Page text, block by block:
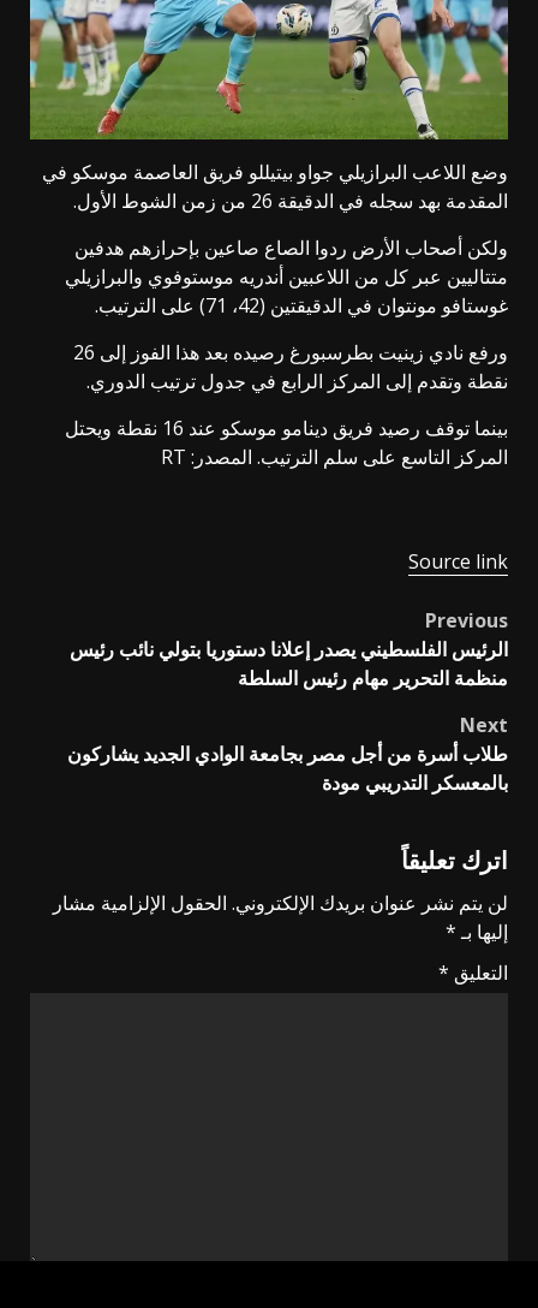
وضع اللاعب البرازيلي جواو بيتيللو فريق العاصمة موسكو في
المقدمة بهد سجله في الدقيقة 26 من زمن الشوط الأول.
ولكن أصحاب الأرض ردوا الصاع صاعين بإحرازهم هدفين
متتاليين عبر كل من اللاعبين أندريه موستوفوي والبرازيلي
غوستافو مونتوان في الدقيقتين (42، 71) على الترتيب.
ورفع نادي زينيت بطرسبورغ رصيده بعد هذا الفوز إلى 26
نقطة وتقدم إلى المركز الرابع في جدول ترتيب الدوري.
بينما توقف رصيد فريق دينامو موسكو عند 16 نقطة ويحتل
المركز التاسع على سلم الترتيب. المصدر: RT
Source link
Post
navigation
Previous
الرئيس الفلسطيني يصدر إعلانا دستوريا بتولي نائب رئيس
منظمة التحرير مهام رئيس السلطة
Next
طلاب أسرة من أجل مصر بجامعة الوادي الجديد يشاركون
بالمعسكر التدريبي مودة
اترك تعليقاً
لن يتم نشر عنوان بريدك الإلكتروني. الحقول الإلزامية مشار
إليها بـ*
التعليق *